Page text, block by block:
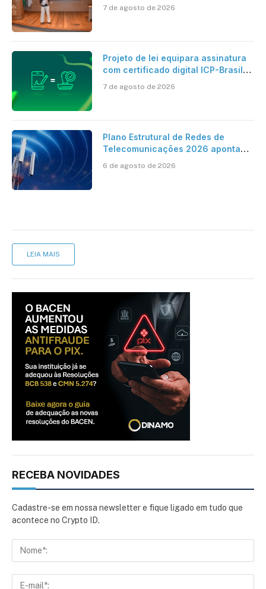
7 de agosto de 2026
Projeto de lei equipara assinatura
com certificado digital ICP-Brasil
cartório
7 de agosto de 2026
Plano Estrutural de Redes de
Telecomunicações 2026 aponta
mantém desafio
6 de agosto de 2026
LEIA MAIS
RECEBA NOVIDADES
Cadastre-se em nossa newsletter e fique ligado em tudo que
acontece no Crypto ID.